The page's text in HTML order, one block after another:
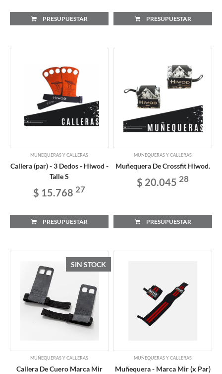
PRESUPUESTAR PRESUPUESTAR
MUÑEQUERAS Y CALLERAS
Callera (par) - 3 Dedos - Hiwod -
Talle S
$ 15.768 27
PRESUPUESTAR
MUÑEQUERAS Y CALLERAS
Muñequera De Crossfit Hiwod.
$ 20.045 28
PRESUPUESTAR
SIN STOCK
MUÑEQUERAS Y CALLERAS
Callera De Cuero Marca Mir
MUÑEQUERAS Y CALLERAS
Muñequera - Marca Mir (x Par)